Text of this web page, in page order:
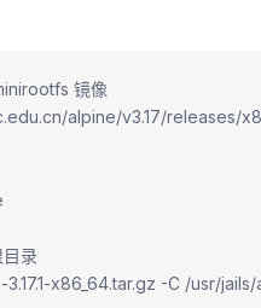
镜像
alpine/v3.17/releases/
录
x86_64.tar.gz -C /usr/